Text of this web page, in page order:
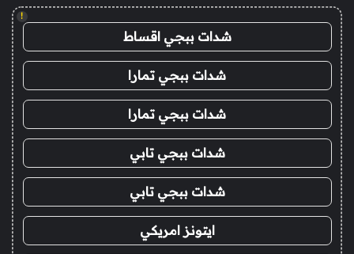
!
شدات ببجي اقساط
شدات ببجي تمارا
شدات ببجي تمارا
شدات ببجي تابي
شدات ببجي تابي
ايتونز امريكي